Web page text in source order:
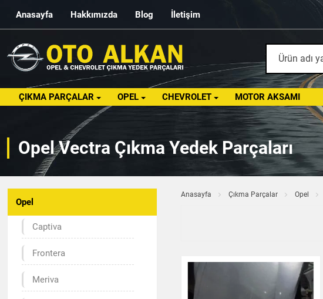
Anasayfa Hakkımızda Blog İletişim
ÇIKMA PARÇALAR OPEL CHEVROLET MOTOR AKSAMI
Opel Vectra Çıkma Yedek Parçaları
Opel
Captiva
Frontera
Meriva
Anasayfa Çıkma Parçalar Opel